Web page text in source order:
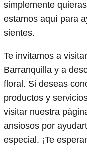
simplemente
estamos aquí para
sientes.
Te invitamos a
Barranquilla y a
floral. Si deseas
productos y
visitar nuestra
ansiosos por
especial. ¡Te